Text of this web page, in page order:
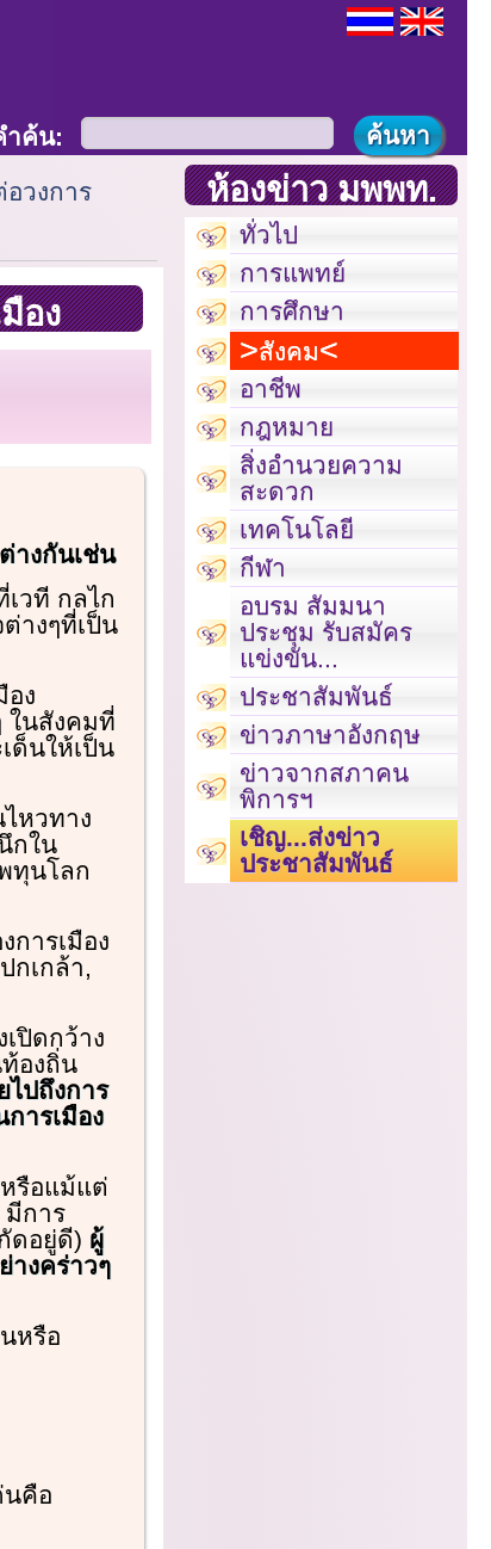
ำค้น:
วงการ
อง
างกันเช่น
วที กลไก
างๆที่เป็น
อง
ในสังคมที่
ด็นให้เป็น
หวทาง
กใน
ทุนโลก
การเมือง
เกล้า,
ปิดกว้าง
องถิ่น
ปถึงการ
ารเมือง
รือแม้แต่
การ
ดอยู่ดี) ผู้
างคร่าวๆ
หรือ
นคือ
ห้องข่าว มพพท.
ทั่วไป
การแพทย์
การศึกษา
สังคม
อาชีพ
กฎหมาย
สิ่งอำนวยความ
สะดวก
เทคโนโลยี
กีฬา
อบรม สัมมนา
ประชุม รับสมัคร
แข่งขัน...
ประชาสัมพันธ์
ข่าวภาษาอังกฤษ
ข่าวจากสภาคน
พิการฯ
เชิญ...ส่งข่าว
ประชาสัมพันธ์